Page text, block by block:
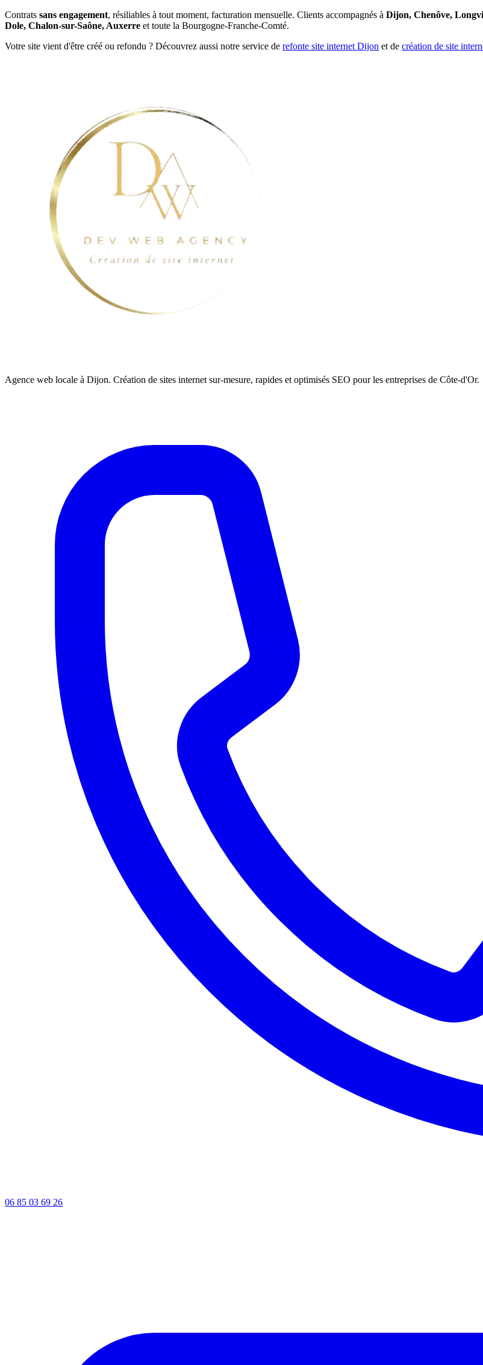
Contrats sans engagement, résiliables à tout moment, facturation mensuelle. Clients accompagnés à Dijon, Chenôve,
Dole, Chalon-sur-Saône, Auxerre et toute la Bourgogne-Franche-Comté.
Votre site vient d'être créé ou refondu ? Découvrez aussi notre service de refonte site internet Dijon et de création de site
Agence web locale à Dijon. Création de sites internet sur-mesure, rapides et optimisés SEO pour les entreprises de Côte-d'Or.
06 85 03 69 26